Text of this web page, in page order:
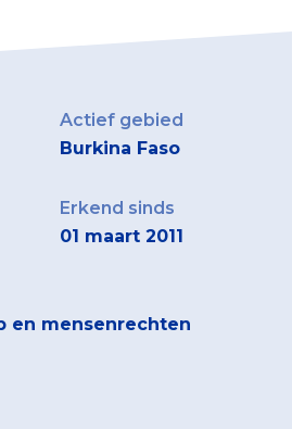
Actief gebied
Burkina Faso
Erkend sinds
01 maart 2011
en mensenrechten